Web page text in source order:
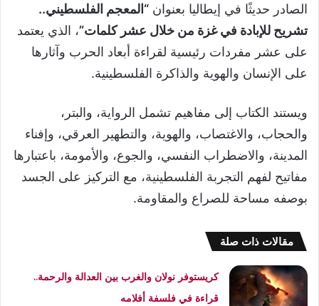
الصادر حديثًا في إيطاليا بعنوان “المعجم الفلسطيني..
تشريح للإبادة في غزة من خلال عشر كلمات”، الذي يعتمد
على عشر مفردات رئيسية لقراءة أبعاد الحرب وآثارها
على الإنسان والهوية والذاكرة الفلسطينية.
ويستند الكتاب إلى مفاهيم تشمل الرواية، والبتر،
والحجاب، والاغتصاب، والهوية، والتطهير العرقي، وإفناء
المدينة، والاضطراب النفسي، والجوع، والأمومة، باعتبارها
مفاتيح لفهم التجربة الفلسطينية، مع التركيز على الجسد
بوصفه مساحة للصراع والمقاومة.
مقالات ذات صلة
كريستوفر نولان والغرب بين العدالة والرحمة..
قراءة في فلسفة أفلامه